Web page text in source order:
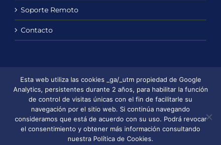
Soporte Remoto
Contacto
Política de Cookies
Aviso Legal
Esta web utiliza las cookies _ga/_utm propiedad de Google
Analytics, persistentes durante 2 años, para habilitar la función
de control de visitas únicas con el fin de facilitarle su
navegación por el sitio web. Si continúa navegando
consideramos que está de acuerdo con su uso. Podrá revocar
el consentimiento y obtener más información consultando
nuestra Política de Cookies.